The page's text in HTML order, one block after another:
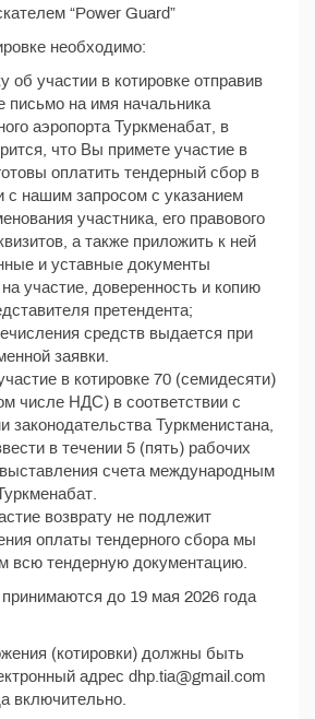
“Power Guard”
необходимо:
об участии в котировке отправив
письмо на имя начальника
аэропорта Туркменабат, в
что Вы примете участие в
оплатить тендерный сбор в
с нашим запросом с указанием
участника, его правового
а также приложить к ней
и уставные документы
участие, доверенность и копию
претендента;
средств выдается при
заявки.
в котировке 70 (семидесяти)
числе НДС) в соответствии с
законодательства Туркменистана,
в течении 5 (пять) рабочих
счета международным
возврату не подлежит
оплаты тендерного сбора мы
всю тендерную документацию.
до 19 мая 2026 года
(котировки) должны быть
адрес dhp.tia@gmail.com
включительно.